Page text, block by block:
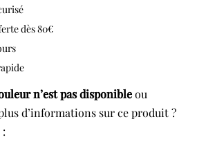
dès 80€
n’est pas disponibleou
d’informations sur ce produit ?